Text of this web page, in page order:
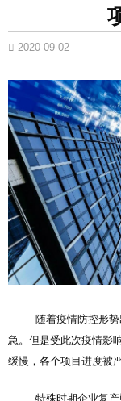
2020-09-02
随着疫情防控形
急。但是受此次疫情影
缓慢，各个项目进度被
特殊时期企业复